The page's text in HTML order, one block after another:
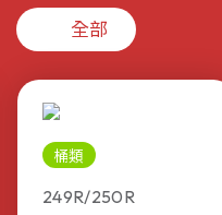
全部
桶類
249R/250R